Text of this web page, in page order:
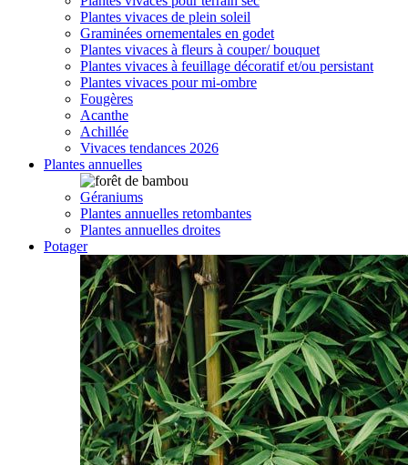
Plantes vivaces de plein soleil
Graminées ornementales en godet
Plantes vivaces à fleurs à couper/ bouquet
Plantes vivaces à feuillage décoratif et/ou persistant
Plantes vivaces pour mi-ombre
Fougères
Acanthe
Achillée
Vivaces tendances 2026
Plantes annuelles
Géraniums
Plantes annuelles retombantes
Plantes annuelles droites
Potager